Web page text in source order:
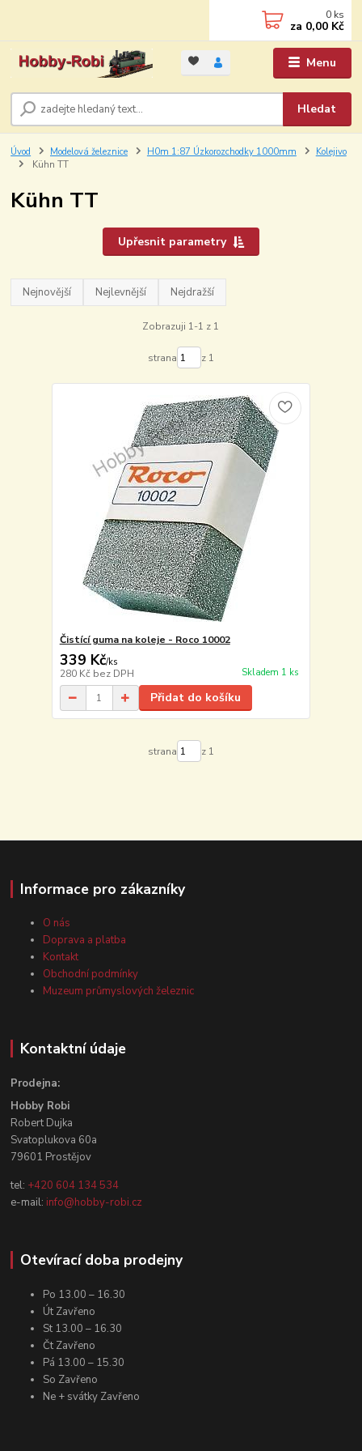
Menu
Hledat
0 ks
za 0,00 Kč
Úvod Modelová železnice H0m 1:87 Úzkorozchodky 1000mm
Kolejivo
Kühn TT
Kühn TT
Upřesnit parametry
Nejnovější Nejlevnější Nejdražší
Zobrazuji 1-1 z 1
strana z 1
Čistící guma na koleje - Roco 10002
339 Kč/ks
280 Kč bez DPH Skladem 1 ks
Přidat do košíku
strana z 1
Informace pro zákazníky
O nás
Doprava a platba
Kontakt
Obchodní podmínky
Muzeum průmyslových železnic
Kontaktní údaje
Prodejna:
Hobby Robi
Robert Dujka
Svatoplukova 60a
79601 Prostějov
tel: +420 604 134 534
e-mail: info@hobby-robi.cz
Otevírací doba prodejny
Po 13.00 – 16.30
Út Zavřeno
St 13.00 – 16.30
Čt Zavřeno
Pá 13.00 – 15.30
So Zavřeno
Ne + svátky Zavřeno